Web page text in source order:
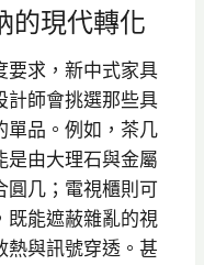
的現代轉化
要求，新中式家具
計師會挑選那些具
單品。例如，茶几
是由大理石與金屬
圓几；電視櫃則可
既能遮蔽雜亂的視
熱與訊號穿透。甚